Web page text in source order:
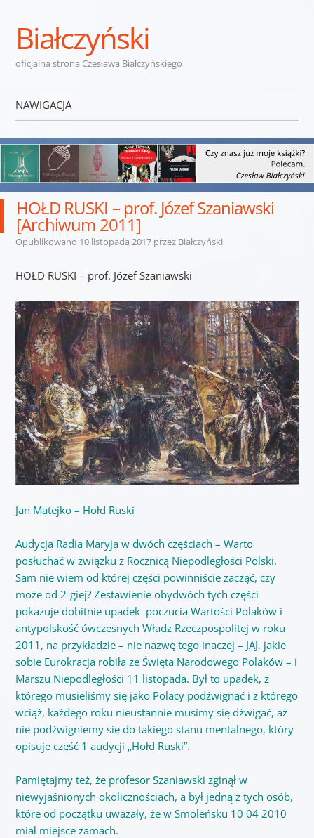
Białczyński
oficjalna strona Czesława Białczyńskiego
NAWIGACJA
HOŁD RUSKI – prof. Józef Szaniawski
[Archiwum 2011]
Opublikowano 10 listopada 2017przez Białczyński
HOŁD RUSKI – prof. Józef Szaniawski
Jan Matejko – Hołd Ruski
Audycja Radia Maryja w dwóch częściach – Warto
posłuchać w związku z Rocznicą Niepodległości Polski.
Sam nie wiem od której części powinniście zacząć, czy
może od 2-giej? Zestawienie obydwóch tych części
pokazuje dobitnie upadek poczucia Wartości Polaków i
antypolskość ówczesnych Władz Rzeczpospolitej w roku
2011, na przykładzie – nie nazwę tego inaczej – JAJ, jakie
sobie Eurokracja robiła ze Święta Narodowego Polaków – i
Marszu Niepodległości 11 listopada. Był to upadek, z
którego musieliśmy się jako Polacy podźwignąć i z którego
wciąż, każdego roku nieustannie musimy się dźwigać, aż
nie podźwigniemy się do takiego stanu mentalnego, który
opisuje część 1 audycji „Hołd Ruski”.
Pamiętajmy też, że profesor Szaniawski zginął w
niewyjaśnionych okolicznościach, a był jedną z tych osób,
które od początku uważały, że w Smoleńsku 10 04 2010
miał miejsce zamach.